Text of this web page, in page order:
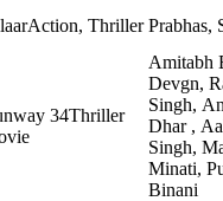
Thriller Prabhas,
34Thriller
Amitabh
Devgn,
Singh,
Dhar ,
Singh,
Minati,
Binani